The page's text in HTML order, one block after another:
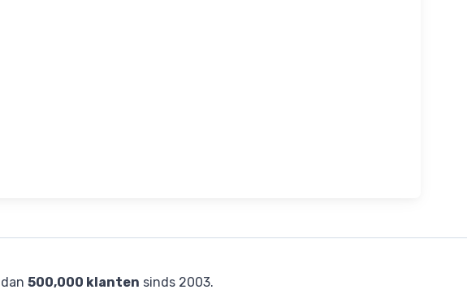
500,000 klanten sinds 2003.